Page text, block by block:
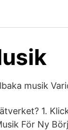
musik
1.
För Ny